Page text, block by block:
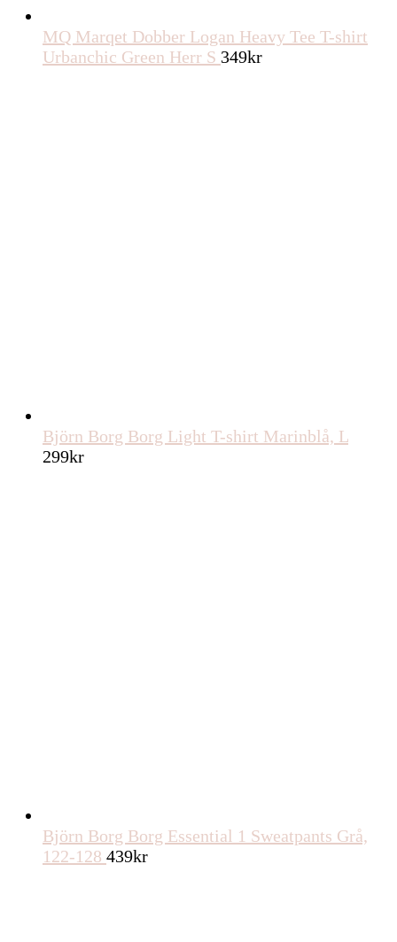
MQ Marqet Dobber Logan Heavy Tee T-shirt
Urbanchic Green Herr S 349kr
Björn Borg Borg Light T-shirt Marinblå, L
299kr
Björn Borg Borg Essential 1 Sweatpants Grå,
122-128 439kr